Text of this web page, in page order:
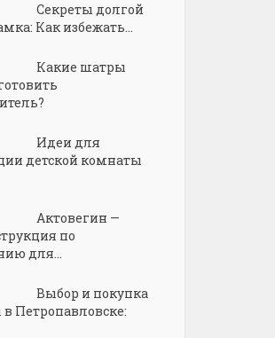
Секреты долгой
Как избежать...
Какие шатры
Идеи для
детской комнаты
Актовегин —
по
для...
Выбор и покупка
Петропавловске: